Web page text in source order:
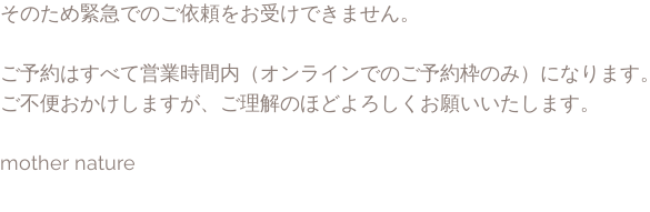
そのため緊急でのご依頼をお受けできません。
ご予約はすべて営業時間内（オンラインでのご予約枠のみ）になります。
ご不便おかけしますが、ご理解のほどよろしくお願いいたします。
mother nature